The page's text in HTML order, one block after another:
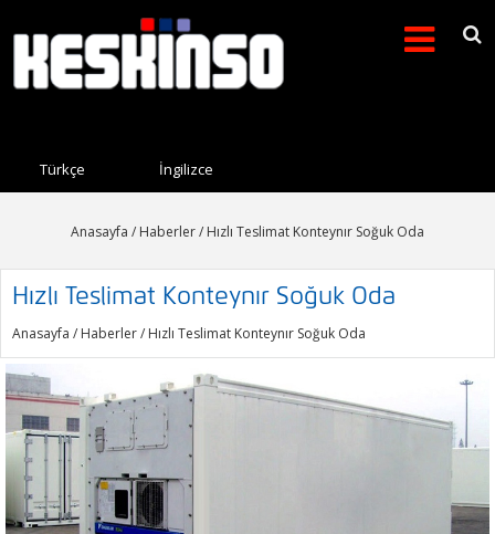
Arama formu
Türkçe İngilizce
Anasayfa / Haberler/ Hızlı Teslimat Konteynır Soğuk Oda
Hızlı Teslimat Konteynır Soğuk Oda
Anasayfa / Haberler/ Hızlı Teslimat Konteynır Soğuk Oda